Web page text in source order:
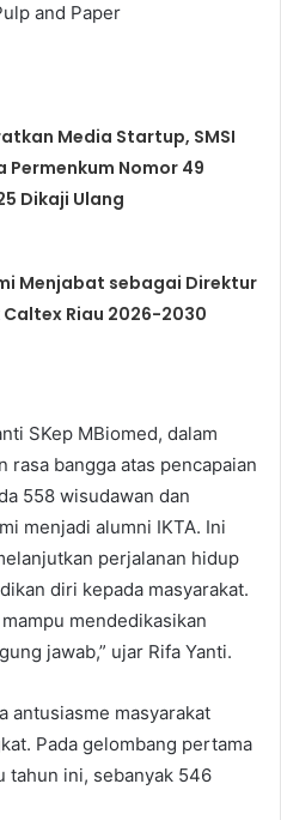
and Paper
Media Startup, SMSI
Permenkum Nomor 49
Dikaji Ulang
Menjabat sebagai Direktur
Riau 2026-2030
SKep MBiomed, dalam
rasa bangga atas pencapaian
558 wisudawan dan
menjadi alumni IKTA. Ini
perjalanan hidup
diri kepada masyarakat.
mendedikasikan
jawab,” ujar Rifa Yanti.
antusiasme masyarakat
Pada gelombang pertama
tahun ini, sebanyak 546